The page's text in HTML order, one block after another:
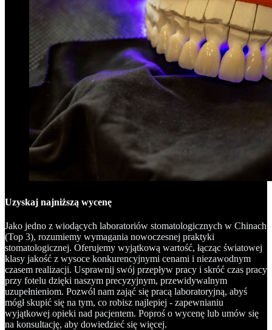
Uzyskaj najniższą wycenę
Jako jedno z wiodących laboratoriów stomatologicznych w Chinach
(Top 3), rozumiemy wymagania nowoczesnej praktyki
stomatologicznej. Oferujemy wyjątkową wartość, łącząc światowej
klasy jakość z wysoce konkurencyjnymi cenami i niezawodnym
czasem realizacji. Usprawnij swój przepływ pracy i skróć czas pracy
przy fotelu dzięki naszym precyzyjnym, przewidywalnym
uzupełnieniom. Pozwól nam zająć się pracą laboratoryjną, abyś
mógł skupić się na tym, co robisz najlepiej - zapewnianiu
wyjątkowej opieki nad pacjentem. Poproś o wycenę lub umów się
na konsultację, aby dowiedzieć się więcej.